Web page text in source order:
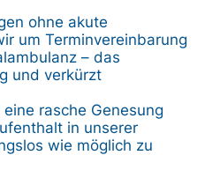
ohne akute
um Terminvereinbarung
– das
und verkürzt
rasche Genesung
in unserer
wie möglich zu